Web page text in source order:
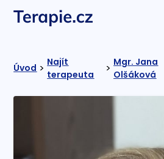
Úvod > Najít
terapeuta
> Mgr. Jana
Olšáková